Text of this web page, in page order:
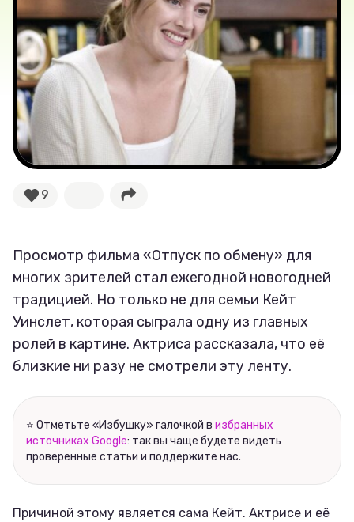
Новости
Лучшее
Тесты
Секспросвет
Великие женщины
Рецепты
Соцсети
9
Просмотр фильма «Отпуск по обмену» для
многих зрителей стал ежегодной новогодней
традицией. Но только не для семьи Кейт
Уинслет, которая сыграла одну из главных
ролей в картине. Актриса рассказала, что её
близкие ни разу не смотрели эту ленту.
⭐ Отметьте «Избушку» галочкой в избранных
источниках Google: так вы чаще будете видеть
проверенные статьи и поддержите нас.
Причиной этому является сама Кейт. Актрисе и её